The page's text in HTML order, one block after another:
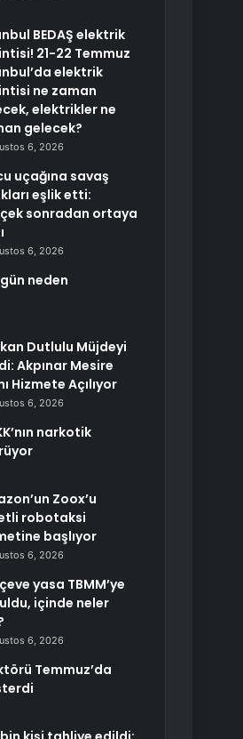
BEDAŞ elektrik
21-22 Temmuz
elektrik
ne zaman
elektrikler ne
gelecek?
6, 2026
uçağına savaş
eşlik etti:
sonradan ortaya
6, 2026
neden
Dutlulu Müjdeyi
Akpınar Mesire
Hizmete Açılıyor
6, 2026
narkotik
Zoox’u
robotaksi
başlıyor
6, 2026
yasa TBMM’ye
içinde neler
6, 2026
Temmuz’da